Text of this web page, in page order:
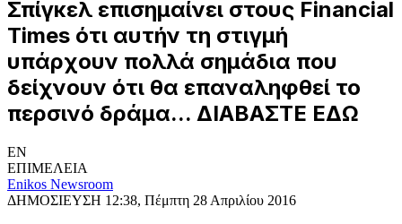
Σπίγκελ επισημαίνει στους Financial
Times ότι αυτήν τη στιγμή
υπάρχουν πολλά σημάδια που
δείχνουν ότι θα επαναληφθεί το
περσινό δράμα... ΔΙΑΒΑΣΤΕ ΕΔΩ
EN
ΕΠΙΜΕΛΕΙΑ
Enikos Newsroom
ΔΗΜΟΣΙΕΥΣΗ 12:38, Πέμπτη 28 Απριλίου 2016